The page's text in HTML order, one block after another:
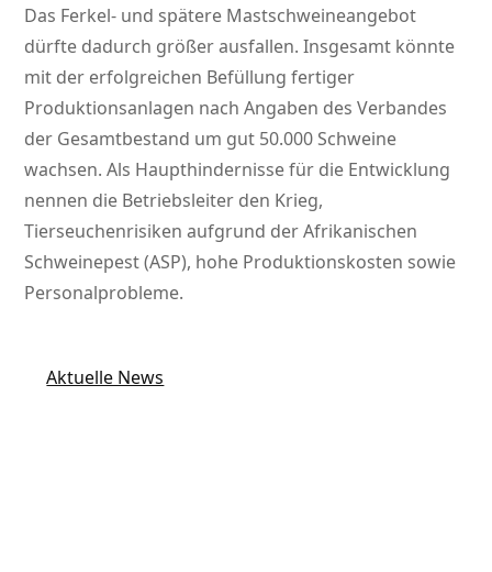
Das Ferkel- und spätere Mastschweineangebot
dürfte dadurch größer ausfallen. Insgesamt könnte
mit der erfolgreichen Befüllung fertiger
Produktionsanlagen nach Angaben des Verbandes
der Gesamtbestand um gut 50.000 Schweine
wachsen. Als Haupthindernisse für die Entwicklung
nennen die Betriebsleiter den Krieg,
Tierseuchenrisiken aufgrund der Afrikanischen
Schweinepest (ASP), hohe Produktionskosten sowie
Personalprobleme.
Aktuelle News